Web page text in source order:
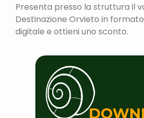
Presenta presso la struttura il
Destinazione Orvieto in
digitale e ottieni uno sconto.